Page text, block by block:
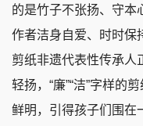
的是竹子不张扬、守本
作者洁身自爱、时时保
剪纸非遗代表性传承人
轻扬，“廉”“洁”字样的
鲜明，引得孩子们围在